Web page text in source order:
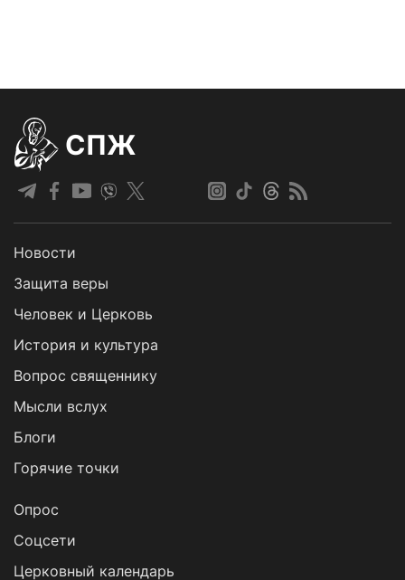
СПЖ
Новости
Защита веры
Человек и Церковь
История и культура
Вопрос священнику
Мысли вслух
Блоги
Горячие точки
Опрос
Cоцсети
Церковный календарь